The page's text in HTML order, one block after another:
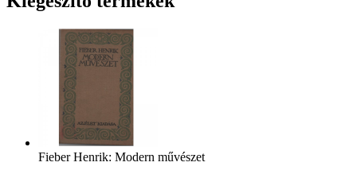
Fieber Henrik: Modern művészet